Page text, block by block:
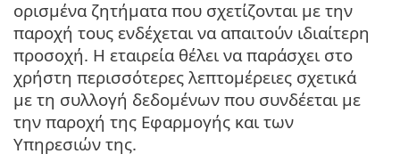
ορισμένα ζητήματα που σχετίζονται με την
παροχή τους ενδέχεται να απαιτούν ιδιαίτερη
προσοχή. Η εταιρεία θέλει να παράσχει στο
χρήστη περισσότερες λεπτομέρειες σχετικά
με τη συλλογή δεδομένων που συνδέεται με
την παροχή της Εφαρμογής και των
Υπηρεσιών της.